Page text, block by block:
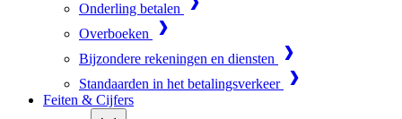
Onderling betalen
Overboeken
Bijzondere rekeningen en diensten
Standaarden in het betalingsverkeer
Feiten & Cijfers